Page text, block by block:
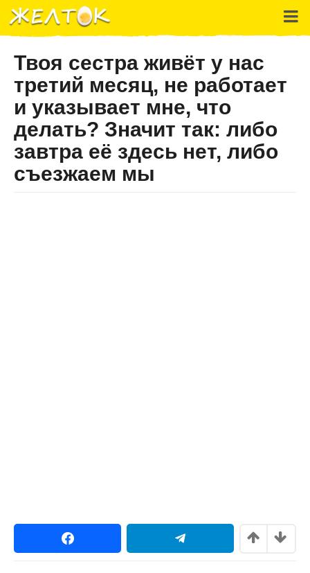
Твоя сестра живёт у нас
третий месяц, не работает
и указывает мне, что
делать? Значит так: либо
завтра её здесь нет, либо
съезжаем мы